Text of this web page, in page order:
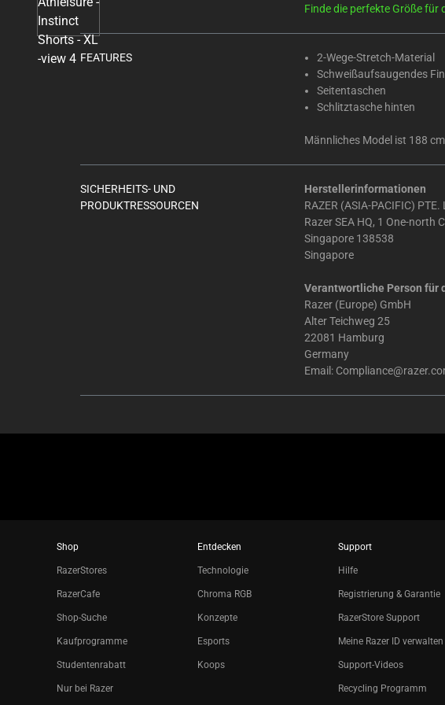
Finde die perfekte Größe für
FEATURES
2-Wege-Stretch-Material
Schweißaufsaugendes
Seitentaschen
Schlitztasche hinten
Männliches Model ist 188
SICHERHEITS- UND
PRODUKTRESSOURCEN
Herstellerinformationen
RAZER (ASIA-PACIFIC) PTE.
Razer SEA HQ, 1 One-north
Singapore 138538
Singapore
Verantwortliche Person für
Razer (Europe) GmbH
Alter Teichweg 25
22081 Hamburg
Germany
Email:
Shop
RazerStores
RazerCafe
Shop-Suche
Kaufprogramme
Studentenrabatt
Nur bei Razer
Entdecken
Technologie
Chroma RGB
Konzepte
Esports
Koops
Support
Hilfe
Registrierung & Garantie
RazerStore Support
Meine Razer ID verwalten
Support-Videos
Recycling Programm